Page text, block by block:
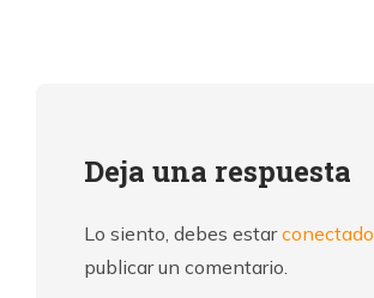
Deja una respuesta
Lo siento, debes estarconectado
publicar un comentario.